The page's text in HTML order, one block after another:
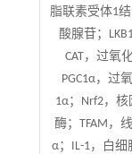
脂联素受体1
酸腺苷；
CAT，过氧
PGC1α，过
1α；Nrf2，核
酶；TFAM，
α；IL-1，白细